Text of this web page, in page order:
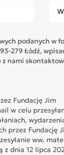
podanych w
279 Łódź,
nami
Fundację Jim
w celu
przez Fundację
ww.
dnia 12 lipca